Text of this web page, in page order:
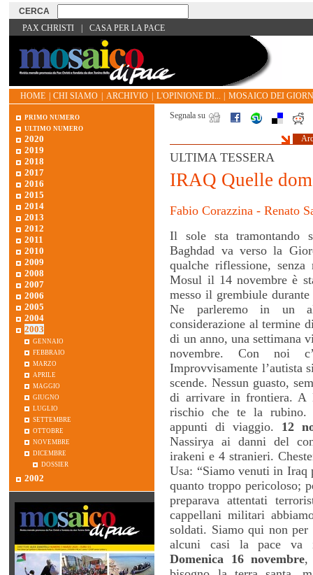
PAX CHRISTI CASA PER LA PACE
HOME CHI SIAMO ARCHIVIO L'OPINIONE DI...
MOSAICO DEI
Segnala su
ULTIMA TESSERA
IRAQ Quelle
Fabio Corazzina - Renato
Il sole sta tramontando
Baghdad va verso la
qualche riflessione,
Mosul il 14 novembre è
messo il grembiule
Ne parleremo in un
considerazione al termine
di un anno, una settimana
novembre. Con noi
Improvvisamente l’autista
scende. Nessun guasto,
di arrivare in frontiera. A
rischio che te la rubino.
appunti di viaggio. 12
Nassirya ai danni del
irakeni e 4 stranieri.
Usa: “Siamo venuti in Iraq
quanto troppo pericoloso;
preparava attentati
cappellani militari
soldati. Siamo qui non
alcuni casi la pace va
Domenica 16 novembre,
primo numero
ultimo numero
2020
2019
2018
2017
2016
2015
2014
2013
2012
2011
2010
2009
2008
2007
2006
2005
2004
2003
gennaio
febbraio
marzo
aprile
maggio
giugno
luglio
settembre
ottobre
novembre
dicembre
dossier
2002